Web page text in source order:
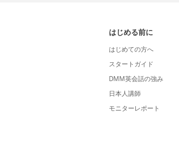
はじめる前に
はじめての方へ
スタートガイド
DMM英会話の強み
日本人講師
モニターレポート